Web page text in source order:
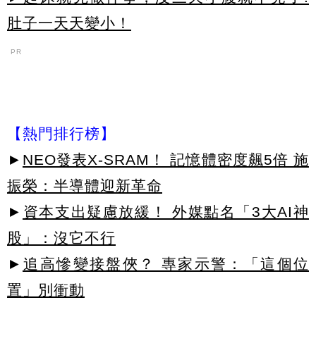
肚子一天天變小！
PR
【熱門排行榜】
► NEO發表X-SRAM！ 記憶體密度飆5倍 施
振榮：半導體迎新革命
► 資本支出疑慮放緩！ 外媒點名「3大AI神
股」：沒它不行
► 追高慘變接盤俠？ 專家示警：「這個位
置」別衝動